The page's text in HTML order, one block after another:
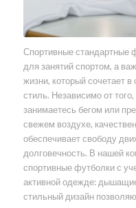
Спортивные стандартные
для занятий спортом, а
жизни, который сочетает
стиль. Независимо от
занимаетесь бегом или
свежем воздухе,
обеспечивает свободу
долговечность. В нашей
спортивные футболки с
активной одежде:
стильный дизайн